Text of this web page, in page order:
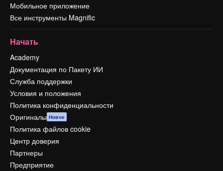
Мобильное приложение
Все инструменты Magnific
Начать
Academy
Документация по Пакету ИИ
Служба поддержки
Условия и положения
Политика конфиденциальности
Оригиналы Новое
Политика файлов cookie
Центр доверия
Партнеры
Предприятие